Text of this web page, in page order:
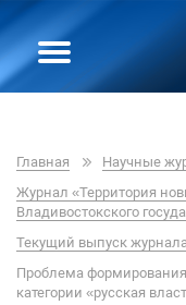
Главная
Научные
Журнал «Территория
Владивостокского
Текущий выпуск
Проблема
категории «русская